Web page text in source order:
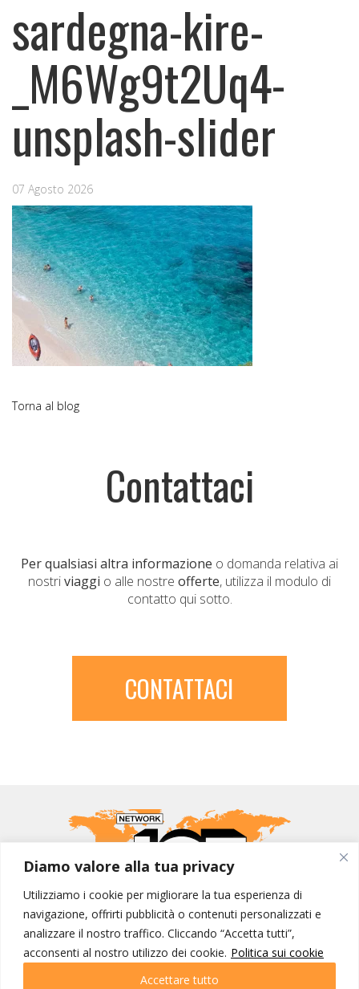
Diamo valore alla tua privacy
Utilizziamo i cookie per migliorare la tua esperienza di
navigazione, offrirti pubblicità o contenuti personalizzati e
analizzare il nostro traffico. Cliccando “Accetta tutti”,
acconsenti al nostro utilizzo dei cookie. Politica sui cookie
Accettare tutto
sardegna-kire-
_M6Wg9t2Uq4-
unsplash-slider
07 Agosto 2026
Torna al blog
Contattaci
Per qualsiasi altra informazione o domanda relativa ai
nostriviaggi o alle nostre offerte, utilizza il modulo di
contatto qui sotto.
CONTATTACI
MONDO IOT VIAGGI
Corporate